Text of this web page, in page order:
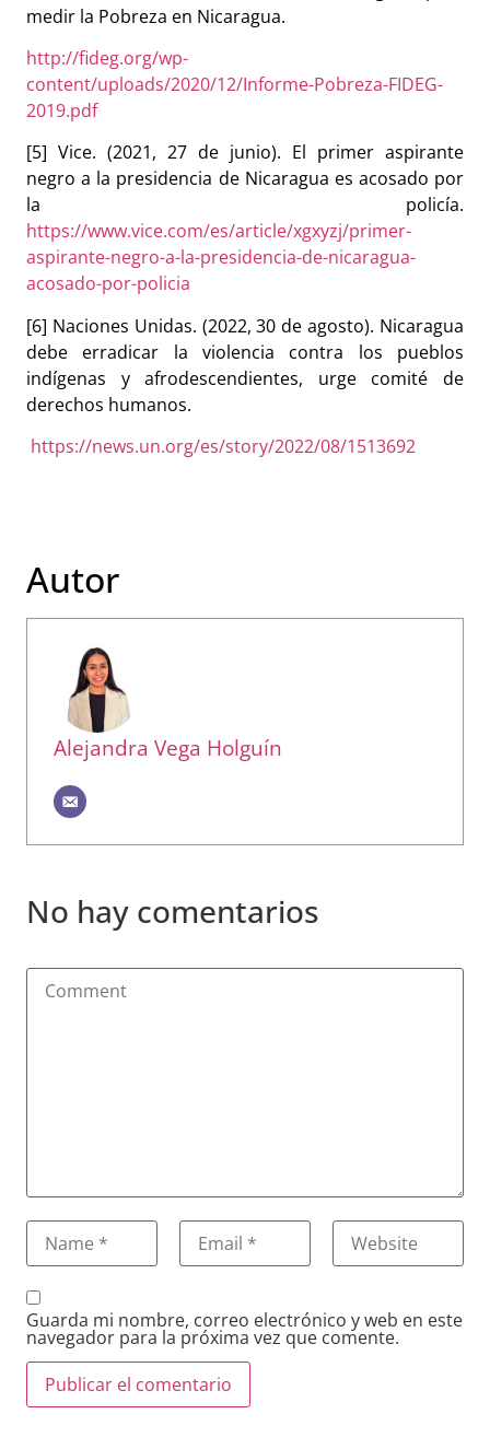
medir la Pobreza en Nicaragua.
http://fideg.org/wp-
content/uploads/2020/12/Informe-Pobreza-FIDEG-
2019.pdf
[5] Vice. (2021, 27 de junio). El primer aspirante
negro a la presidencia de Nicaragua es acosado por
la policía.
https://www.vice.com/es/article/xgxyzj/primer-
aspirante-negro-a-la-presidencia-de-nicaragua-
acosado-por-policia
[6] Naciones Unidas. (2022, 30 de agosto). Nicaragua
debe erradicar la violencia contra los pueblos
indígenas y afrodescendientes, urge comité de
derechos humanos.
https://news.un.org/es/story/2022/08/1513692
Autor
Alejandra Vega Holguín
No hay comentarios
Guarda mi nombre, correo electrónico y web en este
navegador para la próxima vez que comente.